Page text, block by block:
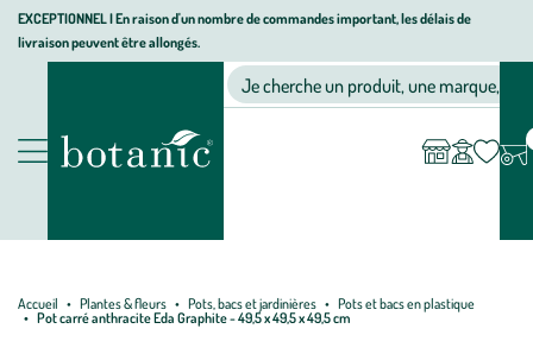
Aller
Aller
au
Aller
au
page
EXCEPTIONNEL I En raison d'un nombre de commandes important, les délais de
livraison peuvent être allongés.
Nos produits
Jardinerie écologique, animalerie, décoration, alimentation bio
Je cherche un produit, une marque, un
compte
Accueil Plantes & fleurs Pots, bacs et jardinières
Pots et bacs en plastique
Pot carré anthracite Eda Graphite - 49,5 x 49,5 x 49,5 cm